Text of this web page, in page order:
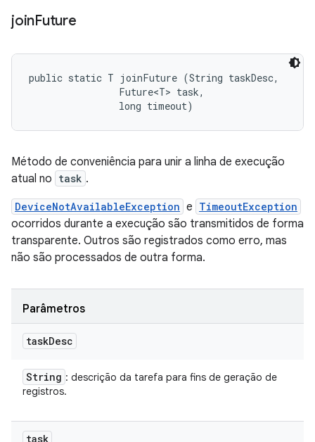
joinFuture
public static T joinFuture (String taskDesc,
                Future<T> task,
                long timeout)
Método de conveniência para unir a linha de execução
atual no task .
DeviceNotAvailableException e TimeoutException
ocorridos durante a execução são transmitidos de forma
transparente. Outros são registrados como erro, mas
não são processados de outra forma.
Parâmetros
taskDesc
String : descrição da tarefa para fins de geração de
registros.
task